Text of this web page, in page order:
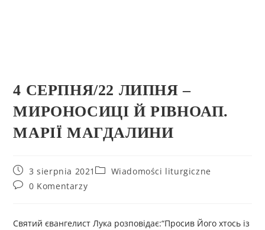
4 СЕРПНЯ/22 ЛИПНЯ –
МИРОНОСИЦІ Й РІВНОАП.
МАРІЇ МАГДАЛИНИ
3 sierpnia 2021
Wiadomości liturgiczne
0 Komentarzy
Cвятий євангелист Лука розповідає:“Просив Його хтось із